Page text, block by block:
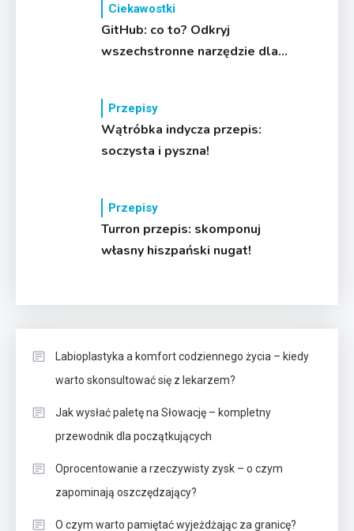
Ciekawostki
GitHub: co to? Odkryj
wszechstronne narzędzie dla
Przepisy
Wątróbka indycza przepis:
soczysta i pyszna!
Przepisy
Turron przepis: skomponuj
własny hiszpański nugat!
Labioplastyka a komfort codziennego życia – kiedy
warto skonsultować się z lekarzem?
Jak wysłać paletę na Słowację – kompletny
przewodnik dla początkujących
Oprocentowanie a rzeczywisty zysk – o czym
zapominają oszczędzający?
O czym warto pamiętać wyjeżdżając za granicę?